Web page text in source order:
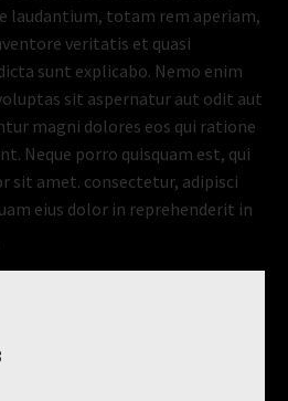
laudantium, totam rem aperiam,
veritatis et quasi
sunt explicabo. Nemo enim
sit aspernatur aut odit aut
magni dolores eos qui ratione
Neque porro quisquam est, qui
sit amet. consectetur, adipisci
eius dolor in reprehenderit in